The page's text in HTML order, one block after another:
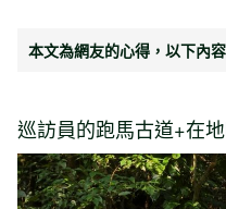
本文為網友的心得，以下內
巡訪員的跑馬古道+在